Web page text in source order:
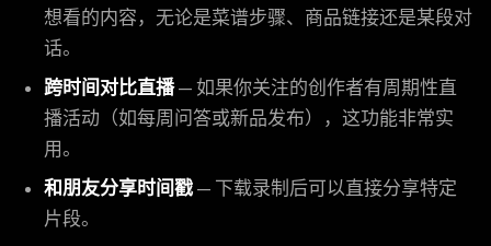
想看的内容，无论是菜谱步骤、商品链接还是某段对
话。
跨时间对比直播— 如果你关注的创作者有周期性直
播活动（如每周问答或新品发布），这功能非常实
用。
和朋友分享时间戳 — 下载录制后可以直接分享特定
片段。